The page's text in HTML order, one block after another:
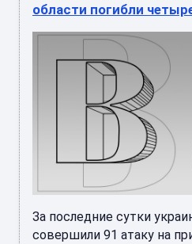
области погибли
За последние сутки
совершили 91 атаку на